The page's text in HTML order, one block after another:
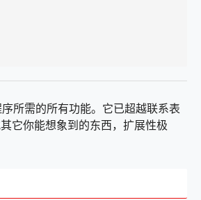
所需的所有功能。它已超越联系表
它你能想象到的东西，扩展性极